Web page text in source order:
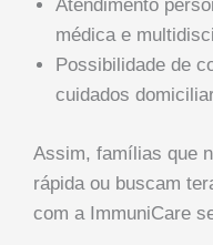
Atendimento
médica e
Possibilidade de
cuidados
Assim, famílias que
rápida ou buscam
com a ImmuniCare